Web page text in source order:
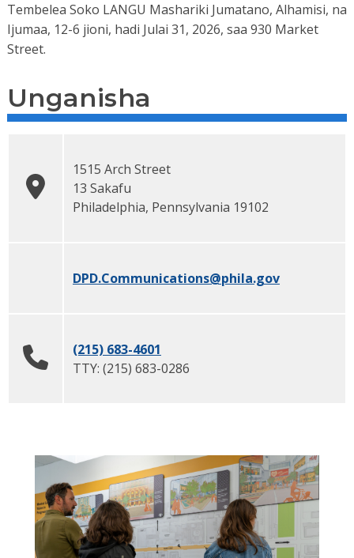
Tembelea Soko LANGU Mashariki Jumatano, Alhamisi, na
Ijumaa, 12-6 jioni, hadi Julai 31, 2026, saa 930 Market
Street.
Unganisha
1515 Arch Street
13 Sakafu
Philadelphia, Pennsylvania 19102
DPD.Communications@phila.gov
(215) 683-4601
TTY: (215) 683-0286